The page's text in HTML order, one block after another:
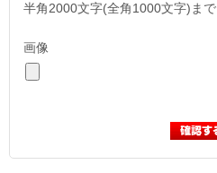
半角2000文字(全角1000文字)まで
画像